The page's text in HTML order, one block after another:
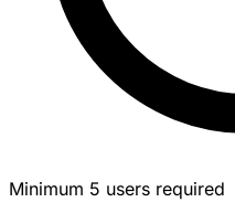
Minimum 5 users required